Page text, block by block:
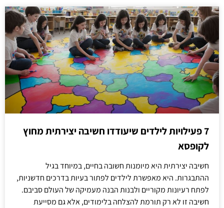
7 פעילויות לילדים שיעודדו חשיבה יצירתית מחוץ
לקופסא
חשיבה יצירתית היא מיומנות חשובה בחיים, במיוחד בגיל
ההתבגרות. היא מאפשרת לילדים לפתור בעיות בדרכים חדשניות,
לפתח רעיונות מקוריים ולבנות הבנה מעמיקה של העולם סביבם.
חשיבה זו לא רק תורמת להצלחה בלימודים, אלא גם מסייעת